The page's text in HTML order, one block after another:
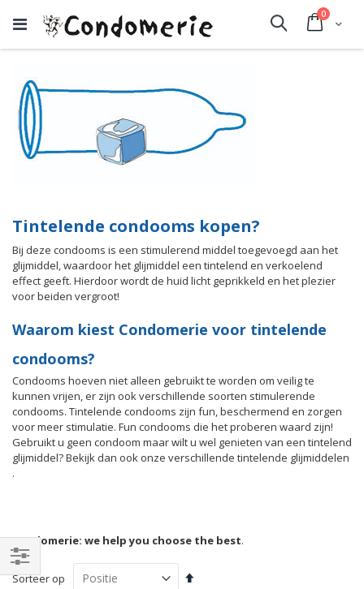
Cart
0
Search
Tintelende condooms kopen?
Bij deze condooms is een stimulerend middel toegevoegd aan het
glijmiddel, waardoor het glijmiddel een tintelend en verkoelend
effect geeft. Hierdoor wordt de huid licht geprikkeld en het plezier
voor beiden vergroot!
Waarom kiest Condomerie voor tintelende
condooms?
Condooms hoeven niet alleen gebruikt te worden om veilig te
kunnen vrijen, er zijn ook verschillende soorten stimulerende
condooms. Tintelende condooms zijn fun, beschermend en zorgen
voor meer stimulatie. Fun condooms die het proberen waard zijn!
Gebruikt u geen condoom maar wilt u wel genieten van een tintelend
glijmiddel? Bekijk dan ook onze verschillende tintelende glijmiddelen
.
Condomerie: we help you choose the best.
Sorteer op
Van
Filteren